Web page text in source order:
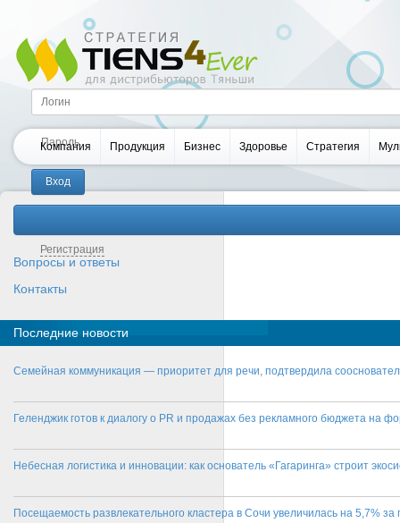
Регистрация
Компания Продукция Бизнес Здоровье Стратегия
Вопросы и ответы
Контакты
Последние новости
Семейная коммуникация — приоритет для речи, подтвердила
Геленджик готов к диалогу о PR и продажах без рекламного бюджета на
Небесная логистика и инновации: как основатель «Гагаринга» строит
Посещаемость развлекательного кластера в Сочи увеличилась на 5,7% за